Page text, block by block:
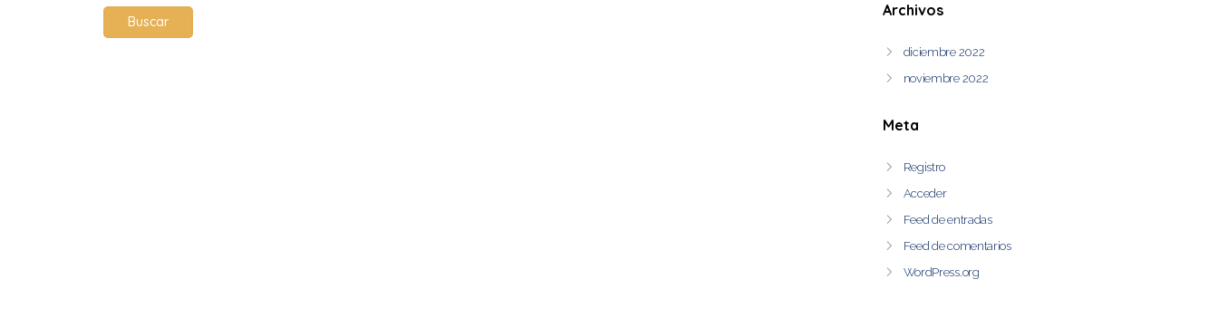
Archivos
diciembre 2022
noviembre 2022
Meta
Registro
Acceder
Feed de entradas
Feed de comentarios
WordPress.org